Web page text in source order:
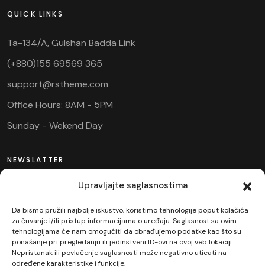
Upravljajte saglasnostima
Da bismo pružili najbolje iskustvo, koristimo tehnologije poput kolačića
za čuvanje i/ili pristup informacijama o uređaju. Saglasnost sa ovim
tehnologijama će nam omogućiti da obrađujemo podatke kao što su
ponašanje pri pregledanju ili jedinstveni ID-ovi na ovoj veb lokaciji.
Nepristanak ili povlačenje saglasnosti može negativno uticati na
određene karakteristike i funkcije.
QUICK LINKS
Ta-134/A, Gulshan Badda Link
(+880)155 69569 365
support@rstheme.com
Office Hours: 8AM - 5PM
Sunday - Wekend Day
NEWSLATTER
SUBSCRIBE